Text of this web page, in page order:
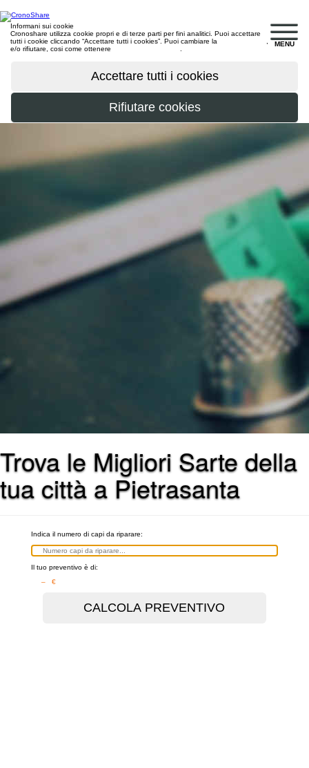
MENU
Informani sui cookie
Cronoshare utilizza cookie propri e di terze parti per fini analitici. Puoi accettare
tutti i cookie cliccando “Accettare tutti i cookies”. Puoi cambiare la
e/o rifiutare, cosi come ottenere
Trova le Migliori Sarte della
tua città a Pietrasanta
Indica il numero di capi da riparare:
Il tuo preventivo è di:
– €